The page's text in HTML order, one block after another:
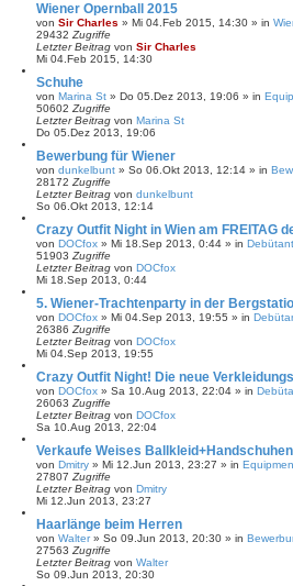
Wiener Opernball 2015
von Sir Charles » Mi 04.Feb 2015, 14:30 » in
29432 Zugriffe
Letzter Beitrag von Sir Charles
Mi 04.Feb 2015, 14:30
Schuhe
von Marina St » Do 05.Dez 2013, 19:06 » in
50602 Zugriffe
Letzter Beitrag von Marina St
Do 05.Dez 2013, 19:06
Bewerbung für Wiener
von dunkelbunt » So 06.Okt 2013, 12:14 » in
28172 Zugriffe
Letzter Beitrag von dunkelbunt
So 06.Okt 2013, 12:14
Crazy Outfit Night in Wien am FREITAG
von DOCfox » Mi 18.Sep 2013, 0:44 » in
51903 Zugriffe
Letzter Beitrag von DOCfox
Mi 18.Sep 2013, 0:44
5. Wiener-Trachtenparty in der
von DOCfox » Mi 04.Sep 2013, 19:55 » in
26386 Zugriffe
Letzter Beitrag von DOCfox
Mi 04.Sep 2013, 19:55
Crazy Outfit Night! Die neue
von DOCfox » Sa 10.Aug 2013, 22:04 » in
26063 Zugriffe
Letzter Beitrag von DOCfox
Sa 10.Aug 2013, 22:04
Verkaufe Weises
von Dmitry » Mi 12.Jun 2013, 23:27 » in
27807 Zugriffe
Letzter Beitrag von Dmitry
Mi 12.Jun 2013, 23:27
Haarlänge beim Herren
von Walter» So 09.Jun 2013, 20:30 » in
27563 Zugriffe
Letzter Beitrag von Walter
So 09.Jun 2013, 20:30